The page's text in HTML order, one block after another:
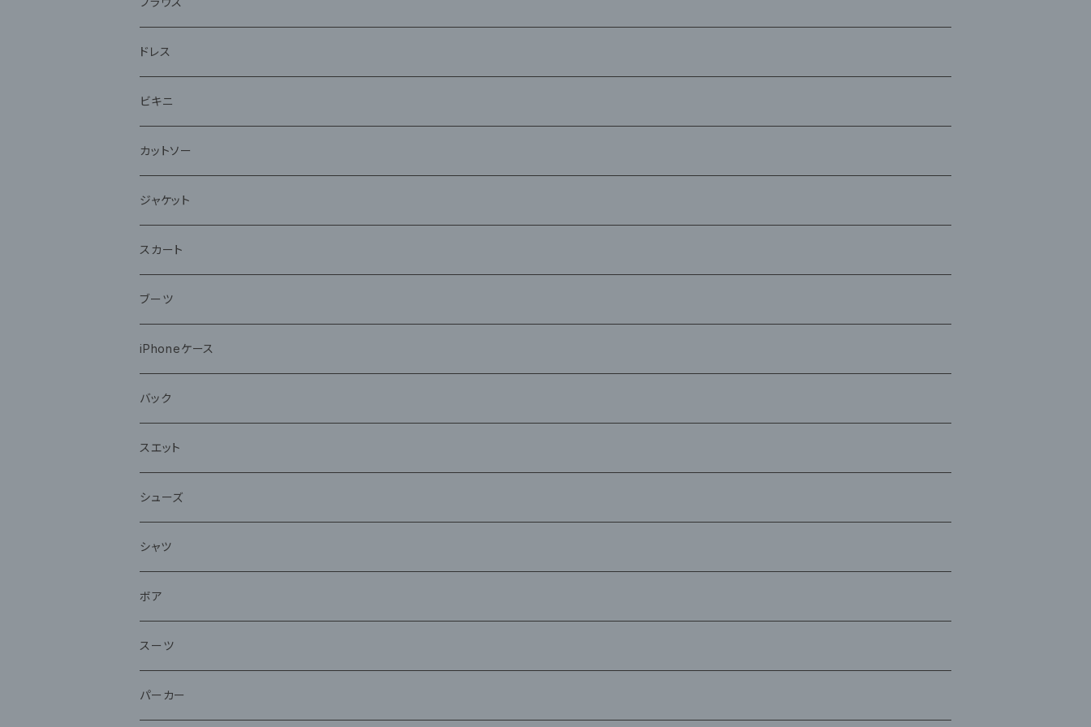
ドレス
ビキニ
カットソー
ジャケット
スカート
ブーツ
iPhoneケース
バック
スエット
シューズ
シャツ
ボア
スーツ
パーカー